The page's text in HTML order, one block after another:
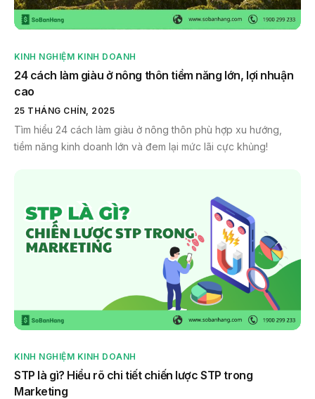
KINH NGHIỆM KINH DOANH
24 cách làm giàu ở nông thôn tiềm năng lớn, lợi nhuận
cao
25 THÁNG CHÍN, 2025
Tìm hiểu 24 cách làm giàu ở nông thôn phù hợp xu hướng,
tiềm năng kinh doanh lớn và đem lại mức lãi cực khủng!
KINH NGHIỆM KINH DOANH
STP là gì? Hiểu rõ chi tiết chiến lược STP trong
Marketing